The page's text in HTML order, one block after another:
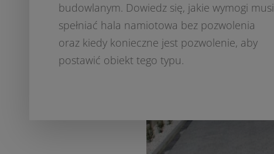
budowlanym. Dowiedz się, jakie wymogi musi
spełniać hala namiotowa bez pozwolenia
oraz kiedy konieczne jest pozwolenie, aby
postawić obiekt tego typu.